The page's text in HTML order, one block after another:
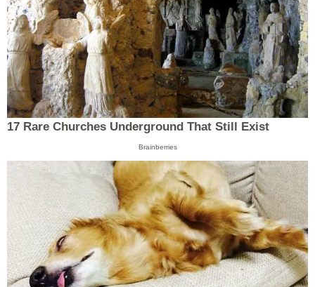
17 Rare Churches Underground That Still Exist
Brainberries